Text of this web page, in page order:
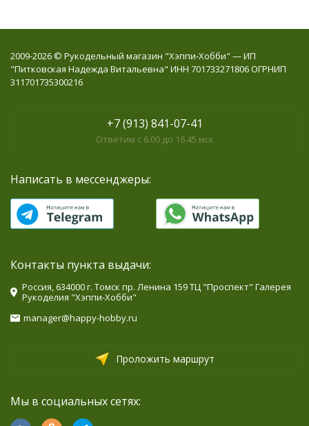
2009-2026 © Рукодельный магазин "Хэппи-Хобби" — ИП
"Питковская Надежда Витальевна" ИНН 701733271806 ОГРНИП
311701735300216
+7 (913) 841-07-41
Ответим с 6.00 до 16.45 мск
Написать в мессенджеры:
Контакты пункта выдачи:
Россия, 634000 г. Томск пр. Ленина 159 ТЦ "Проспект" Галерея
Рукоделия "Хэппи-Хобби"
manager@happy-hobby.ru
Проложить маршрут
Мы в социальных сетях: